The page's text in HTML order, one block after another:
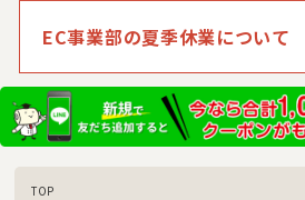
EC事業部の夏季休業について
TOP